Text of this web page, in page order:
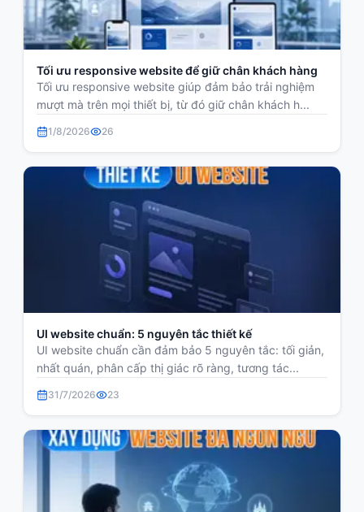
Tối ưu responsive website để giữ chân khách hàng
Tối ưu responsive website giúp đảm bảo trải nghiệm
mượt mà trên mọi thiết bị, từ đó giữ chân khách h...
1/8/2026 26
UI website chuẩn: 5 nguyên tắc thiết kế
UI website chuẩn cần đảm bảo 5 nguyên tắc: tối giản,
nhất quán, phân cấp thị giác rõ ràng, tương tác...
31/7/2026 23